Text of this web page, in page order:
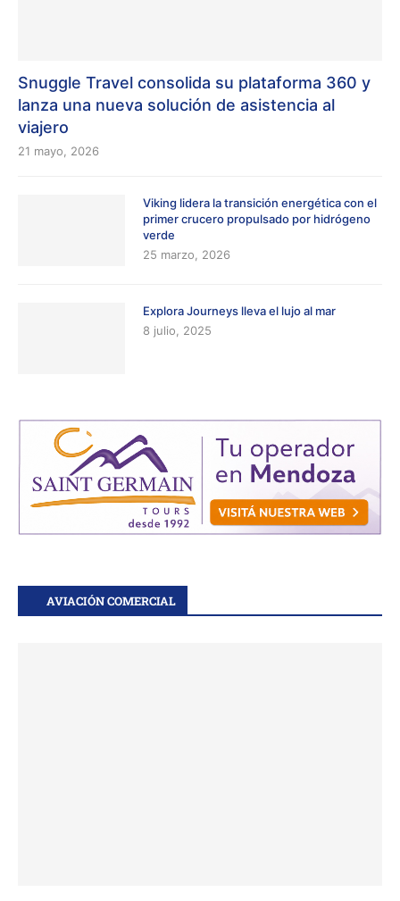
Snuggle Travel consolida su plataforma 360 y
lanza una nueva solución de asistencia al
viajero
21 mayo, 2026
Viking lidera la transición energética con el
primer crucero propulsado por hidrógeno
verde
25 marzo, 2026
Explora Journeys lleva el lujo al mar
8 julio, 2025
AVIACIÓN COMERCIAL